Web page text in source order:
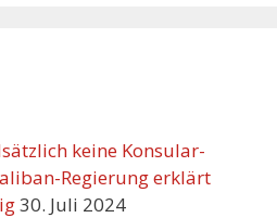
keine Konsular-
Regierung erklärt
30. Juli 2024